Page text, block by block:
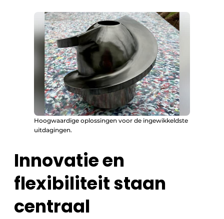
Hoogwaardige oplossingen voor de ingewikkeldste
uitdagingen.
Innovatie en
flexibiliteit staan
centraal